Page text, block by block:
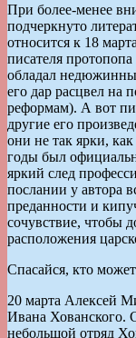
При более-менее
подчеркнуто
относится к 18
писателя
обладал
его дар расцвел на
реформам). А вот
другие его
они не так ярки,
годы был
яркий след
послании у автора
преданности и
сочувствие, чтобы
расположения
Спасайся, кто
20 марта Алексей
Ивана Хованского.
небольшой отряд